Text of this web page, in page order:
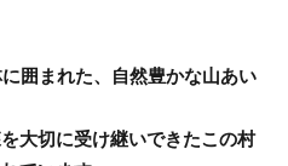
囲まれた、自然豊かな山あい
大切に受け継いできたこの村